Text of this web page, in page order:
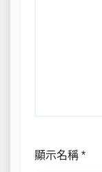
顯示名稱 *